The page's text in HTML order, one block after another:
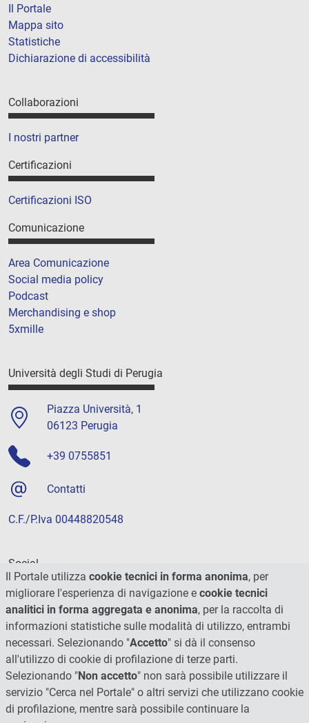
Il Portale
Mappa sito
Statistiche
Dichiarazione di accessibilità
Collaborazioni
I nostri partner
Certificazioni
Certificazioni ISO
Comunicazione
Area Comunicazione
Social media policy
Podcast
Merchandising e shop
5xmille
Università degli Studi di Perugia
Piazza Università, 1
06123 Perugia
+39 0755851
Contatti
C.F./P.Iva 00448820548
Social
Il Portale utilizza cookie tecnici in forma anonima, per
migliorare l'esperienza di navigazione e cookie tecnici
analitici in forma aggregata e anonima, per la raccolta di
informazioni statistiche sulle modalità di utilizzo, entrambi
necessari. Selezionando "Accetto" si dà il consenso
all'utilizzo di cookie di profilazione di terze parti.
Selezionando "Non accetto" non sarà possibile utilizzare il
servizio "Cerca nel Portale" o altri servizi che utilizzano cookie
di profilazione, mentre sarà possibile continuare la